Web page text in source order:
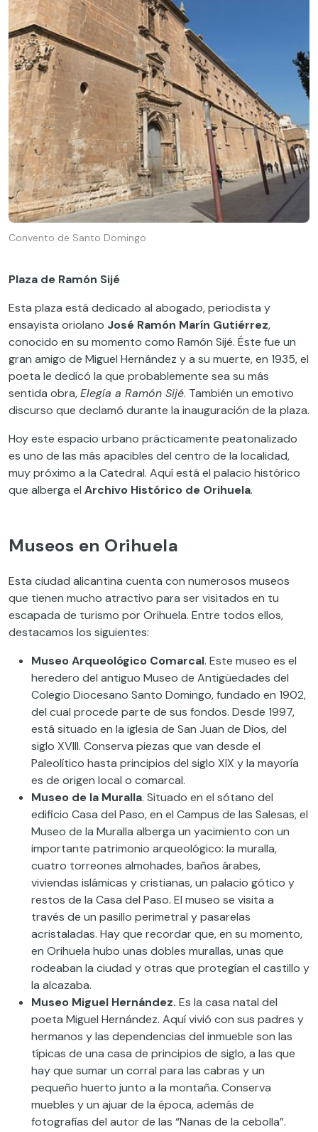
Convento de Santo Domingo
Plaza de Ramón Sijé
Esta plaza está dedicado al abogado, periodista y
ensayista oriolano José Ramón Marín Gutiérrez,
conocido en su momento como Ramón Sijé. Éste fue un
gran amigo de Miguel Hernández y a su muerte, en 1935, el
poeta le dedicó la que probablemente sea su más
sentida obra,Elegía a Ramón Sijé. También un emotivo
discurso que declamó durante la inauguración de la plaza.
Hoy este espacio urbano prácticamente peatonalizado
es uno de las más apacibles del centro de la localidad,
muy próximo a la Catedral. Aquí está el palacio histórico
que alberga el Archivo Histórico de Orihuela.
Museos en Orihuela
Esta ciudad alicantina cuenta con numerosos museos
que tienen mucho atractivo para ser visitados en tu
escapada de turismo por Orihuela. Entre todos ellos,
destacamos los siguientes:
Museo Arqueológico Comarcal. Este museo es el
heredero del antiguo Museo de Antigüedades del
Colegio Diocesano Santo Domingo, fundado en 1902,
del cual procede parte de sus fondos. Desde 1997,
está situado en la iglesia de San Juan de Dios, del
siglo XVIII. Conserva piezas que van desde el
Paleolítico hasta principios del siglo XIX y la mayoría
es de origen local o comarcal.
Museo de la Muralla. Situado en el sótano del
edificio Casa del Paso, en el Campus de las Salesas, el
Museo de la Muralla alberga un yacimiento con un
importante patrimonio arqueológico: la muralla,
cuatro torreones almohades, baños árabes,
viviendas islámicas y cristianas, un palacio gótico y
restos de la Casa del Paso. El museo se visita a
través de un pasillo perimetral y pasarelas
acristaladas. Hay que recordar que, en su momento,
en Orihuela hubo unas dobles murallas, unas que
rodeaban la ciudad y otras que protegían el castillo y
la alcazaba.
Museo Miguel Hernández. Es la casa natal del
poeta Miguel Hernández. Aquí vivió con sus padres y
hermanos y las dependencias del inmueble son las
típicas de una casa de principios de siglo, a las que
hay que sumar un corral para las cabras y un
pequeño huerto junto a la montaña. Conserva
muebles y un ajuar de la época, además de
fotografías del autor de las “Nanas de la cebolla”.